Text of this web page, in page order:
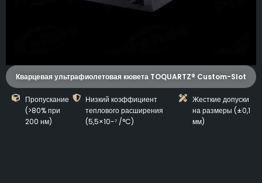
Кварцевая ультрафиолетовая кювета TOQUARTZ® Custom-Slot
Пропускание
(>80% при
200 нм)
Низкий коэффициент
теплового расширения
(5,5×10-⁷ /°C)
Жесткие допуски
на размеры (±0,1
мм)